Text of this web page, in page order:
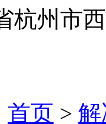
杭州市
首页 >